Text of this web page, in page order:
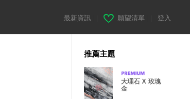
最新資訊 願望清單 登入
推薦主題
大理石 X 玫瑰
金